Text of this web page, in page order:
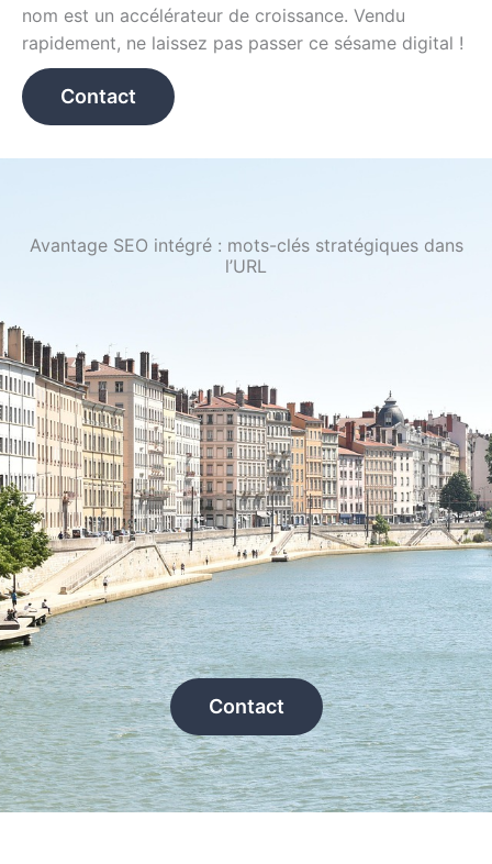
nom est un accélérateur de croissance. Vendu
rapidement, ne laissez pas passer ce sésame digital !
Contact
Avantage SEO intégré : mots-clés stratégiques dans
l’URL
Contact